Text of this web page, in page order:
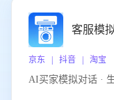
客服模
京东 | 抖音 | 淘宝
AI买家模拟对话 ·